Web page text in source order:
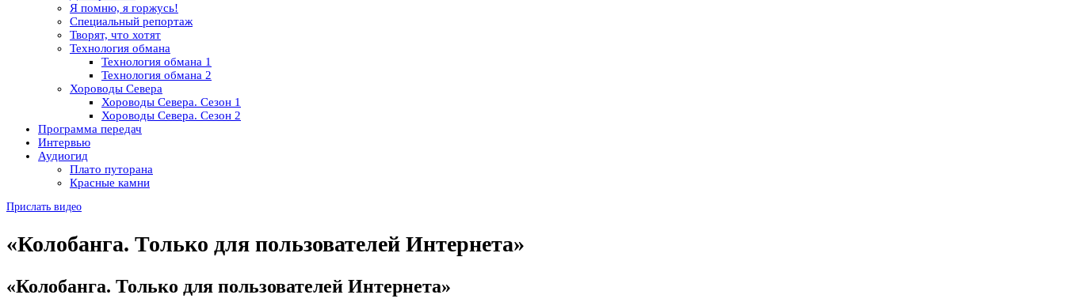
Я помню, я горжусь!
Специальный репортаж
Творят, что хотят
Технология обмана
Технология обмана 1
Технология обмана 2
Хороводы Севера
Хороводы Севера. Сезон 1
Хороводы Севера. Сезон 2
Программа передач
Интервью
Аудиогид
Плато путорана
Красные камни
Прислать видео
«Колобанга. Только для пользователей Интернета»
«Колобанга. Только для пользователей Интернета»